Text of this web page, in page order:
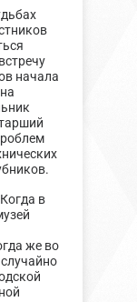
начала
в
же во